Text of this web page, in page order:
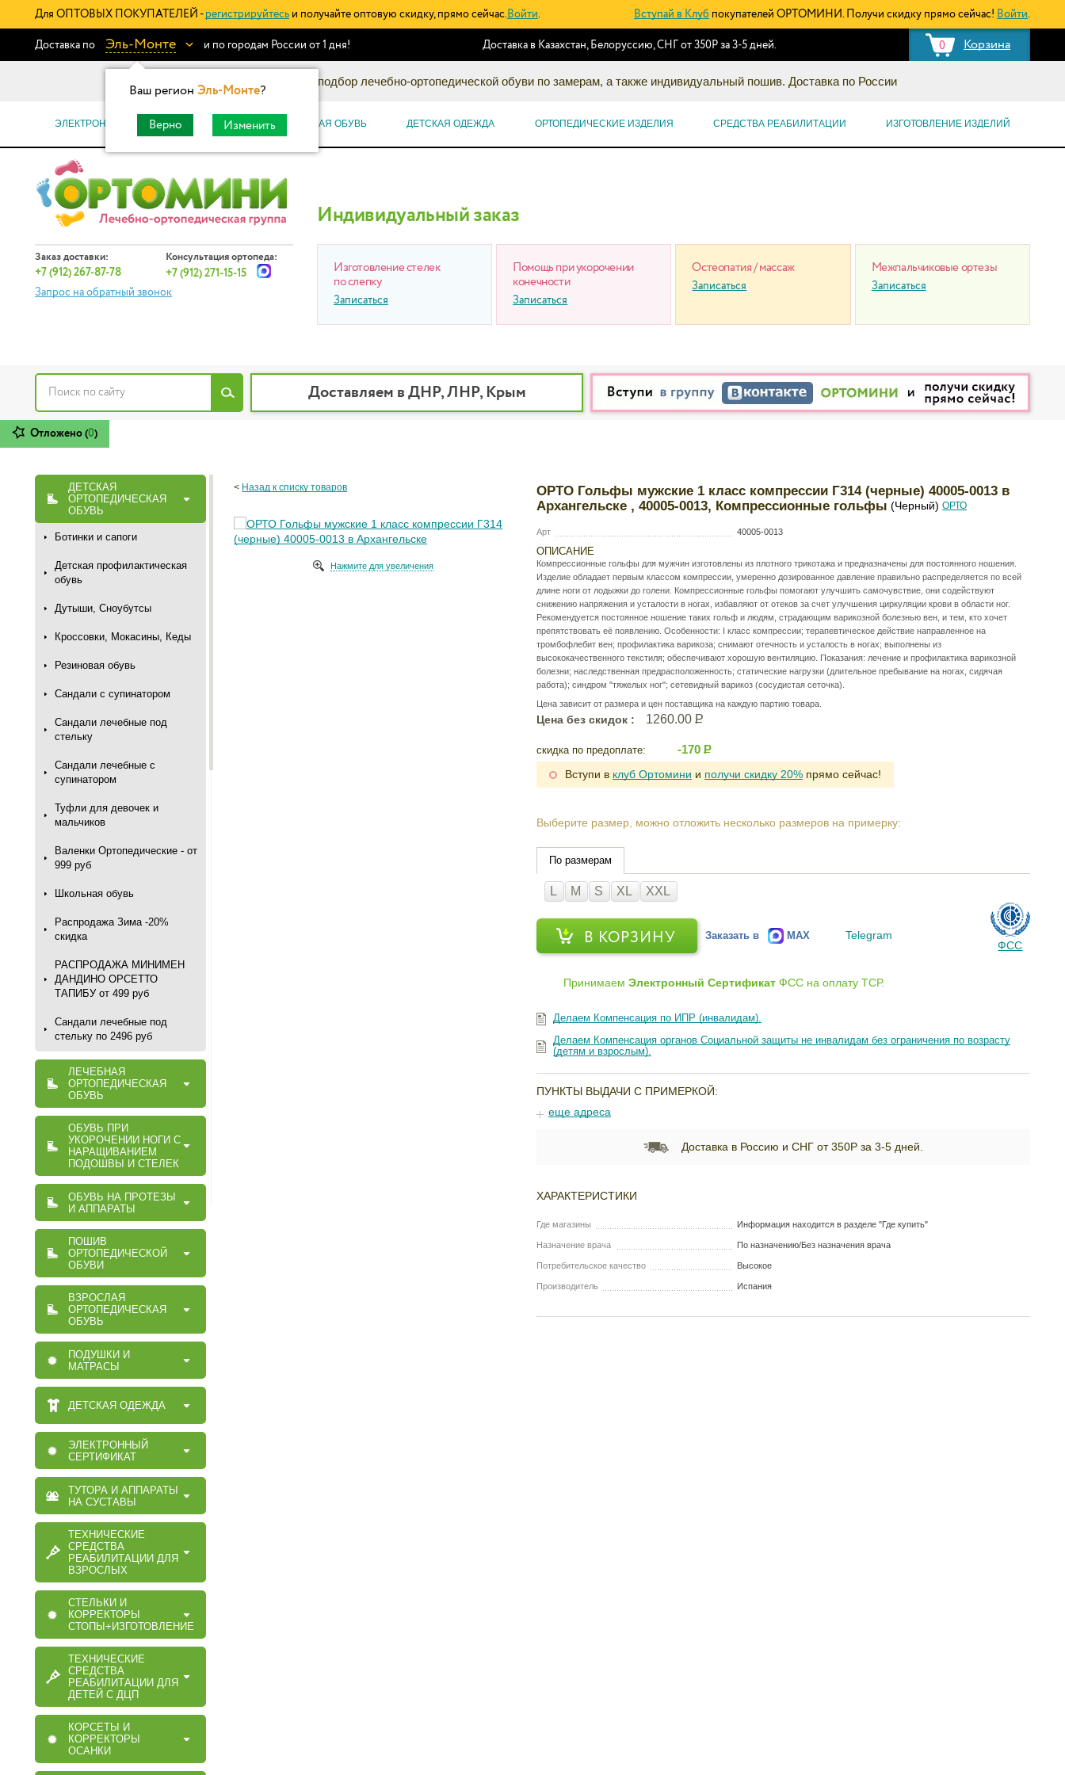
Для ОПТОВЫХ ПОКУПАТЕЛЕЙ - регистрируйтесь и получайте оптовую скидку, прямо сейчас.Войти. Вступай в Клуб покупателей ОРТОМИНИ. Получи скидку прямо сейчас! Войти.
Доставка по Эль-Монте
Ваш регион Эль-Монте?
Верно Изменить
и по городам России от 1 дня! 0 Корзина
Доставка в Казахстан, Белоруссию, СНГ от 350Р за 3-5 дней.
Информационный каталог: подбор лечебно-ортопедической обуви по замерам, а также индивидуальный пошив. Доставка по России
ЭЛЕКТРОННЫЕ СЕРТИФИКАТЫ ОРТОПЕДИЧЕСКАЯ ОБУВЬ ДЕТСКАЯ ОДЕЖДА ОРТОПЕДИЧЕСКИЕ ИЗДЕЛИЯ СРЕДСТВА РЕАБИЛИТАЦИИ ИЗГОТОВЛЕНИЕ ИЗДЕЛИЙ
Заказ доставки:
+7 (912) 267-87-78
Консультация ортопеда:
+7 (912) 271-15-15
Запрос на обратный звонок
Индивидуальный заказ
Изготовление стелек
по слепку
Записаться
Помощь при укорочении
конечности
Записаться
Остеопатия / массаж
Записаться
Межпальчиковые ортезы
Записаться
Доставляем в ДНР, ЛНР, Крым
Отложено (0)
ДЕТСКАЯ
ОРТОПЕДИЧЕСКАЯ
ОБУВЬ
Ботинки и сапоги
Детская профилактическая
обувь
Дутыши, Сноубутсы
Кроссовки, Мокасины, Кеды
Резиновая обувь
Сандали с супинатором
Сандали лечебные под
стельку
Сандали лечебные с
супинатором
Туфли для девочек и
мальчиков
Валенки Ортопедические - от
999 руб
Школьная обувь
Распродажа Зима -20%
скидка
РАСПРОДАЖА МИНИМЕН
ДАНДИНО ОРСЕТТО
ТАПИБУ от 499 руб
Сандали лечебные под
стельку по 2496 руб
ЛЕЧЕБНАЯ
ОРТОПЕДИЧЕСКАЯ
ОБУВЬ
ОБУВЬ ПРИ
УКОРОЧЕНИИ НОГИ С
НАРАЩИВАНИЕМ
ПОДОШВЫ И СТЕЛЕК
ОБУВЬ НА ПРОТЕЗЫ
И АППАРАТЫ
ПОШИВ
ОРТОПЕДИЧЕСКОЙ
ОБУВИ
ВЗРОСЛАЯ
ОРТОПЕДИЧЕСКАЯ
ОБУВЬ
ПОДУШКИ И
МАТРАСЫ
ДЕТСКАЯ ОДЕЖДА
ЭЛЕКТРОННЫЙ
СЕРТИФИКАТ
ТУТОРА И АППАРАТЫ
НА СУСТАВЫ
ТЕХНИЧЕСКИЕ
СРЕДСТВА
РЕАБИЛИТАЦИИ ДЛЯ
ВЗРОСЛЫХ
СТЕЛЬКИ И
КОРРЕКТОРЫ
СТОПЫ+ИЗГОТОВЛЕНИЕ
ТЕХНИЧЕСКИЕ
СРЕДСТВА
РЕАБИЛИТАЦИИ ДЛЯ
ДЕТЕЙ С ДЦП
КОРСЕТЫ И
КОРРЕКТОРЫ
ОСАНКИ
< Назад к списку товаров
Нажмите для увеличения
ОРТО Гольфы мужские 1 класс компрессии Г314 (черные) 40005-0013 в
Архангельске , 40005-0013, Компрессионные гольфы (Черный) ОРТО
Арт 40005-0013
ОПИСАНИЕ
Компрессионные гольфы для мужчин изготовлены из плотного трикотажа и предназначены для постоянного ношения.
Изделие обладает первым классом компрессии, умеренно дозированное давление правильно распределяется по всей
длине ноги от лодыжки до голени. Компрессионные гольфы помогают улучшить самочувствие, они содействуют
снижению напряжения и усталости в ногах, избавляют от отеков за счет улучшения циркуляции крови в области ног.
Рекомендуется постоянное ношение таких гольф и людям, страдающим варикозной болезнью вен, и тем, кто хочет
препятствовать её появлению. Особенности: I класс компрессии; терапевтическое действие направленное на
тромбофлебит вен; профилактика варикоза; снимают отечность и усталость в ногах; выполнены из
высококачественного текстиля; обеспечивают хорошую вентиляцию. Показания: лечение и профилактика варикозной
болезни; наследственная предрасположенность; статические нагрузки (длительное пребывание на ногах, сидячая
работа); синдром "тяжелых ног"; сетевидный варикоз (сосудистая сеточка).
Цена зависит от размера и цен поставщика на каждую партию товара.
Цена без скидок : 1260.00Р
скидка по предоплате: -170Р
Вступи в клуб Ортомини и получи скидку 20% прямо сейчас!
Выберите размер, можно отложить несколько размеров на примерку:
По размерам
L M S XL XXL
В КОРЗИНУ Заказать в MAX Telegram
ФСС
ПринимаемЭлектронный Сертификат ФСС на оплату ТСР.
Делаем Компенсация по ИПР (инвалидам).
Делаем Компенсация органов Социальной защиты не инвалидам без ограничения по возрасту
(детям и взрослым).
ПУНКТЫ ВЫДАЧИ С ПРИМЕРКОЙ:
еще адреса
Доставка в Россию и СНГ от 350Р за 3-5 дней.
ХАРАКТЕРИСТИКИ
Где магазины Информация находится в разделе "Где купить"
Назначение врача По назначению/Без назначения врача
Потребительское качество Высокое
Производитель Испания